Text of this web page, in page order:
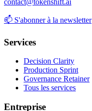
📫 S'abonner à la newsletter
Services
Decision Clarity
Production Sprint
Governance Retainer
Tous les services
Entreprise